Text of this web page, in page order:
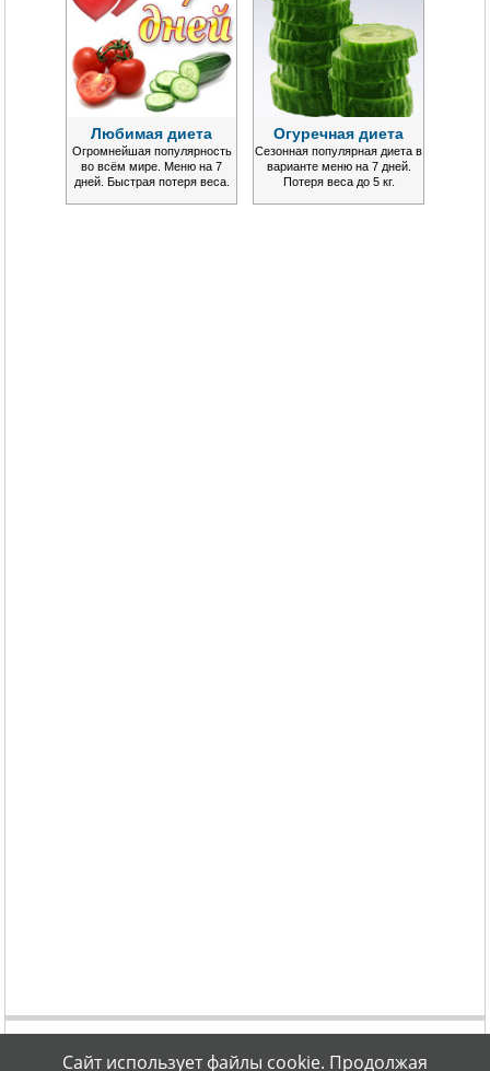
Любимая диета
Огромнейшая популярность
во всём мире. Меню на 7
дней. Быстрая потеря веса.
Огуречная диета
Сезонная популярная диета в
варианте меню на 7 дней.
Потеря веса до 5 кг.
Сайт использует файлы cookie. Продолжая